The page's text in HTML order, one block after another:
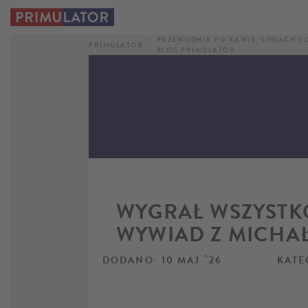
PRIMULATOR
PRZEWODNIK PO KAWIE, LODACH I
BLOG PRIMULATOR
WYGRAŁ
WYWIAD Z
DODANO: 10 MAJ `26